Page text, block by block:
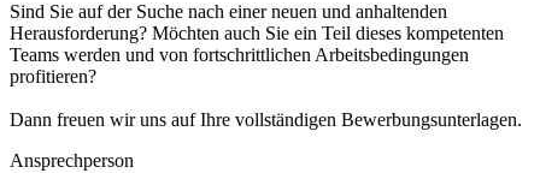
Sind Sie auf der Suche nach einer neuen und anhaltenden
Herausforderung? Möchten auch Sie ein Teil dieses kompetenten
Teams werden und von fortschrittlichen Arbeitsbedingungen
profitieren?
Dann freuen wir uns auf Ihre vollständigen Bewerbungsunterlagen.
Ansprechperson